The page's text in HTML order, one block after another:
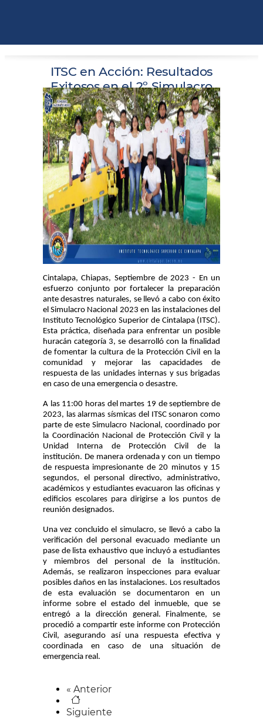
ITSC en Acción: Resultados
Exitosos en el 2º Simulacro
Nacional 2023
Cintalapa, Chiapas, Septiembre de 2023 - En un
esfuerzo conjunto por fortalecer la preparación
ante desastres naturales, se llevó a cabo con éxito
el Simulacro Nacional 2023 en las instalaciones del
Instituto Tecnológico Superior de Cintalapa (ITSC).
Esta práctica, diseñada para enfrentar un posible
huracán categoría 3, se desarrolló con la finalidad
de fomentar la cultura de la Protección Civil en la
comunidad y mejorar las capacidades de
respuesta de las unidades internas y sus brigadas
en caso de una emergencia o desastre.
A las 11:00 horas del martes 19 de septiembre de
2023, las alarmas sísmicas del ITSC sonaron como
parte de este Simulacro Nacional, coordinado por
la Coordinación Nacional de Protección Civil y la
Unidad Interna de Protección Civil de la
institución. De manera ordenada y con un tiempo
de respuesta impresionante de 20 minutos y 15
segundos, el personal directivo, administrativo,
académicos y estudiantes evacuaron las oficinas y
edificios escolares para dirigirse a los puntos de
reunión designados.
Una vez concluido el simulacro, se llevó a cabo la
verificación del personal evacuado mediante un
pase de lista exhaustivo que incluyó a estudiantes
y miembros del personal de la institución.
Además, se realizaron inspecciones para evaluar
posibles daños en las instalaciones. Los resultados
de esta evaluación se documentaron en un
informe sobre el estado del inmueble, que se
entregó a la dirección general. Finalmente, se
procedió a compartir este informe con Protección
Civil, asegurando así una respuesta efectiva y
coordinada en caso de una situación de
emergencia real.
« Anterior
Siguiente